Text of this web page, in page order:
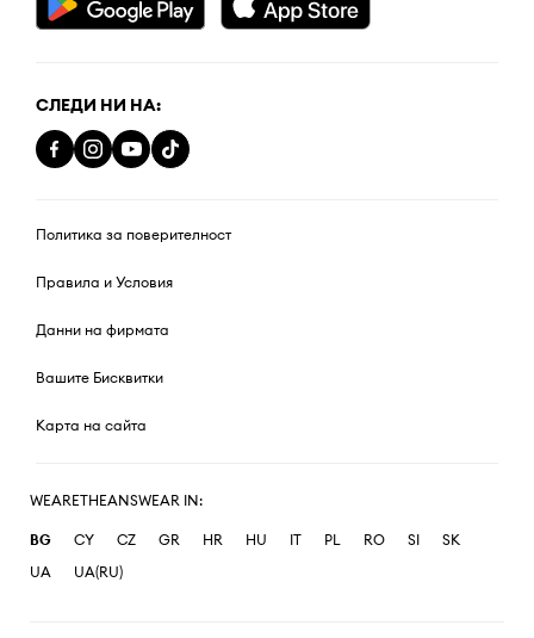
СЛЕДИ НИ НА:
Политика за поверителност
Правила и Условия
Данни на фирмата
Вашите Бисквитки
Карта на сайта
WEARETHEANSWEAR IN:
BG CY CZ GR HR HU IT PL RO SI
SK
UA
UA(RU)